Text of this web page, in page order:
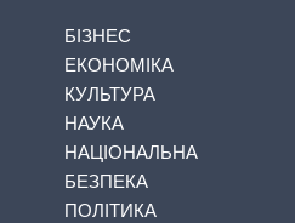
БІЗНЕС
ЕКОНОМІКА
КУЛЬТУРА
НАУКА
НАЦІОНАЛЬНА
БЕЗПЕКА
ПОЛІТИКА